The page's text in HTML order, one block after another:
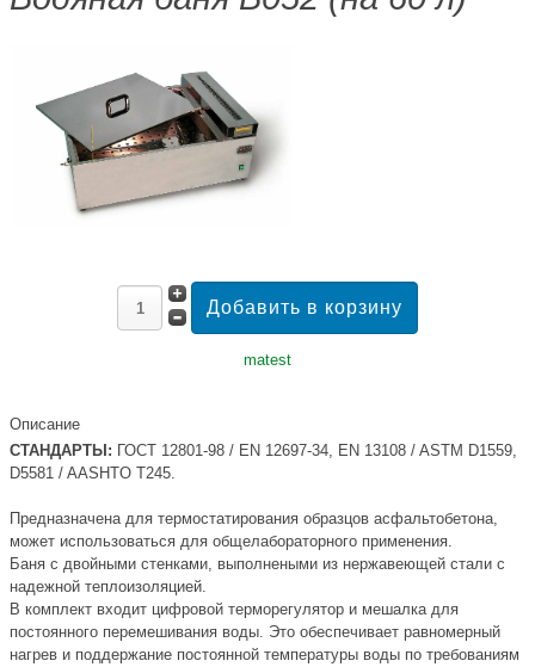
matest
Описание
СТАНДАРТЫ: ГОСТ 12801-98 / EN 12697-34, EN 13108 / ASTM D1559,
D5581 / AASHTO T245.
Предназначена для термостатирования образцов асфальтобетона,
может использоваться для общелабораторного применения.
Баня с двойными стенками, выполнеными из нержавеющей стали с
надежной теплоизоляцией.
В комплект входит цифровой терморегулятор и мешалка для
постоянного перемешивания воды. Это обеспечивает равномерный
нагрев и поддержание постоянной температуры воды по требованиям